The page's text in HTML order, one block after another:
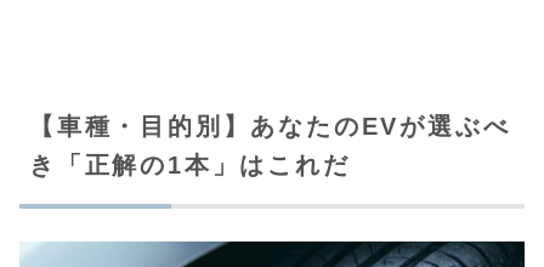
【車種・目的別】あなたのEVが選ぶべ
き「正解の1本」はこれだ